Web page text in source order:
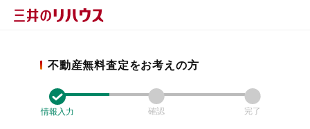
不動産無料査定をお考えの方
情報入力 確認 完了